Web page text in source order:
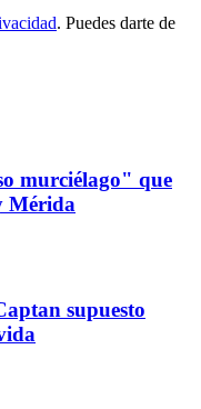
. Puedes darte de
murciélago" que
Mérida
supuesto